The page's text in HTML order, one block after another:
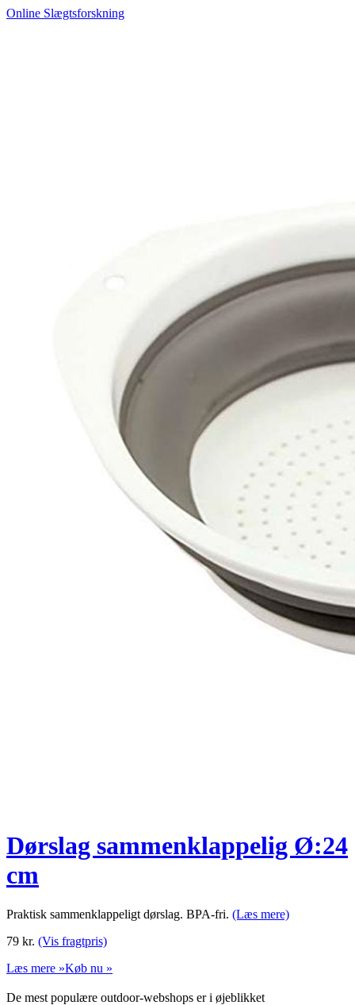
Online Slægtsforskning
Dørslag sammenklappelig Ø:24
cm
Praktisk sammenklappeligt dørslag. BPA-fri. (Læs mere)
79 kr. (Vis fragtpris)
Læs mere »Køb nu »
De mest populære outdoor-webshops er i øjeblikket